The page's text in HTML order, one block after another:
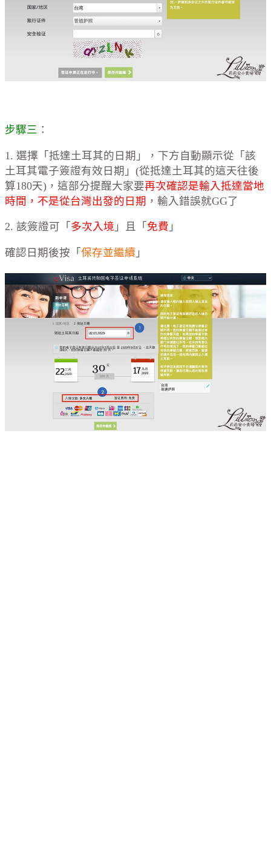
步驟三 ：
1. 選擇「抵達土耳其的日期」，下方自動顯示從「該
土耳其電子簽證有效日期」(從抵達土耳其的這天往後
算180天)，這部分提醒大家要再次確認是輸入抵達當地
時間，不是從台灣出發的日期 ，輸入錯誤就GG了
2. 該簽證可「 多次入境 」且「 免費 」
確認日期後按「 保存並繼續 」